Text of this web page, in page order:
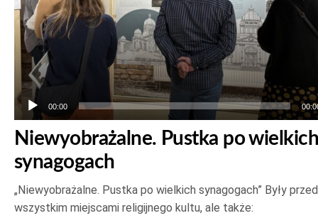
00:00
Niewyobrażalne. Pustka po wielkich
synagogach
„Niewyobrażalne. Pustka po wielkich synagogach” Były
wszystkim miejscami religijnego kultu, ale także: